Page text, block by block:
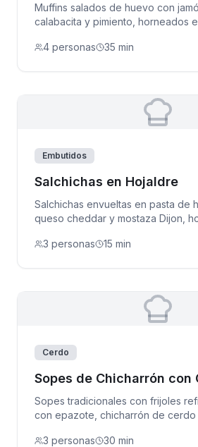
Muffins salados de huevo con
calabacita y pimiento, horneados
4 personas
35 min
Embutidos
Salchichas en Hojaldre
Salchichas envueltas en pasta de
queso cheddar y mostaza Dijon,
3 personas
15 min
Cerdo
Sopes de Chicharrón con
Sopes tradicionales con frijoles
con epazote, chicharrón de cerdo
3 personas 30 min